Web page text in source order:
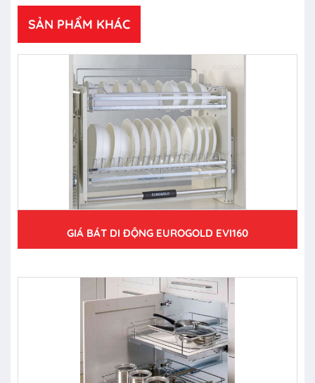
SẢN PHẨM KHÁC
GIÁ BÁT DI ĐỘNG EUROGOLD EVI160